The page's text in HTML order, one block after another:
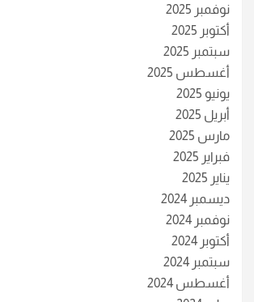
نوفمبر 2025
أكتوبر 2025
سبتمبر 2025
أغسطس 2025
يونيو 2025
أبريل 2025
مارس 2025
فبراير 2025
يناير 2025
ديسمبر 2024
نوفمبر 2024
أكتوبر 2024
سبتمبر 2024
أغسطس 2024